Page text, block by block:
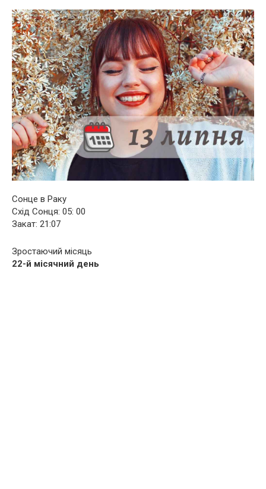
Сонце в Раку
Схід Сонця: 05: 00
Закат: 21:07
Зростаючий місяць
22-й місячний день